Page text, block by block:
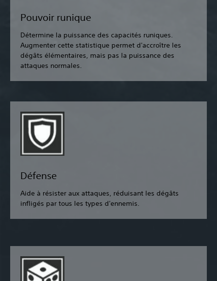
Pouvoir runique
Détermine la puissance des capacités runiques.
Augmenter cette statistique permet d'accroître les
dégâts élémentaires, mais pas la puissance des
attaques normales.
Défense
Aide à résister aux attaques, réduisant les dégâts
infligés par tous les types d'ennemis.‎